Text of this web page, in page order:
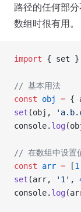
路径的任何部
数组时很有用。
import { set }
// 基本用法
const obj = {
set (obj,
console. log
// 在数组中设置
const arr = [1
set (arr, '1' ,
console. log